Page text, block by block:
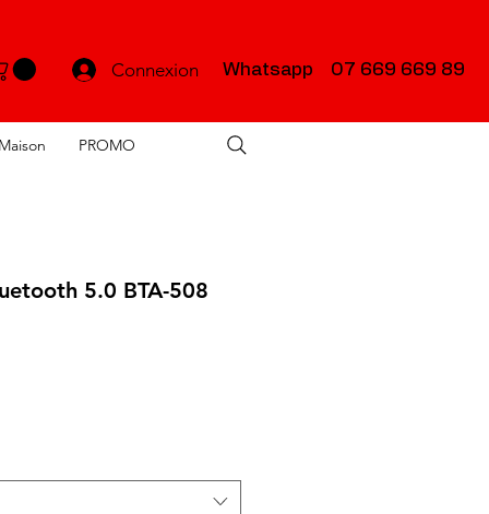
Connexion Whatsapp 07 669 669 89
Maison PROMO
5.0 BTA-508